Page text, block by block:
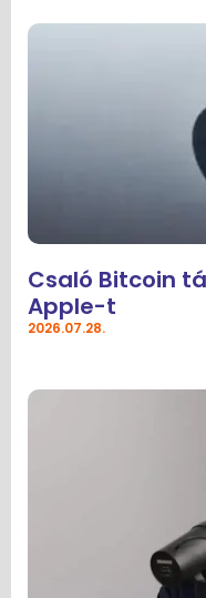
Csaló Bitcoin
Apple-t
2026.07.28.